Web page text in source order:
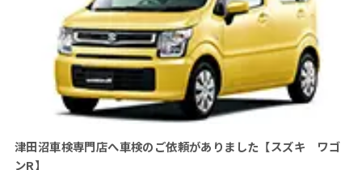
津田沼車検専門店へ車検のご依頼がありました【スズキ ワゴ
ンR】